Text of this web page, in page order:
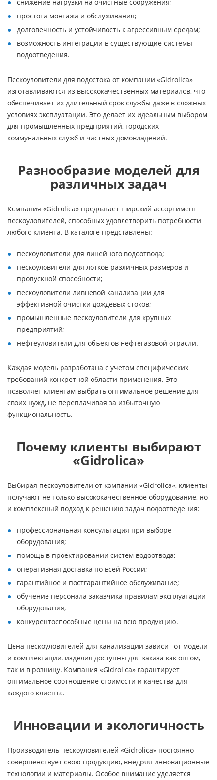
снижение нагрузки на очистные сооружения;
простота монтажа и обслуживания;
долговечность и устойчивость к агрессивным средам;
возможность интеграции в существующие системы
водоотведения.
Пескоуловители для водостока от компании «Gidrolica»
изготавливаются из высококачественных материалов, что
обеспечивает их длительный срок службы даже в сложных
условиях эксплуатации. Это делает их идеальным выбором
для промышленных предприятий, городских
коммунальных служб и частных домовладений.
Разнообразие моделей для
различных задач
Компания «Gidrolica» предлагает широкий ассортимент
пескоуловителей, способных удовлетворить потребности
любого клиента. В каталоге представлены:
пескоуловители для линейного водоотвода;
пескоуловители для лотков различных размеров и
пропускной способности;
пескоуловители ливневой канализации для
эффективной очистки дождевых стоков;
промышленные пескоуловители для крупных
предприятий;
нефтеуловители для объектов нефтегазовой отрасли.
Каждая модель разработана с учетом специфических
требований конкретной области применения. Это
позволяет клиентам выбрать оптимальное решение для
своих нужд, не переплачивая за избыточную
функциональность.
Почему клиенты выбирают
«Gidrolica»
Выбирая пескоуловители от компании «Gidrolica», клиенты
получают не только высококачественное оборудование, но
и комплексный подход к решению задач водоотведения:
профессиональная консультация при выборе
оборудования;
помощь в проектировании систем водоотвода;
оперативная доставка по всей России;
гарантийное и постгарантийное обслуживание;
обучение персонала заказчика правилам эксплуатации
оборудования;
конкурентоспособные цены на всю продукцию.
Цена пескоуловителей для канализации зависит от модели
и комплектации, изделия доступны для заказа как оптом,
так и в розницу. Компания «Gidrolica» гарантирует
оптимальное соотношение стоимости и качества для
каждого клиента.
Инновации и экологичность
Производитель пескоуловителей «Gidrolica» постоянно
совершенствует свою продукцию, внедряя инновационные
технологии и материалы. Особое внимание уделяется